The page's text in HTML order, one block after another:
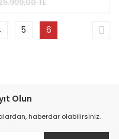
5 6
Olun
haberdar olabilirsiniz.